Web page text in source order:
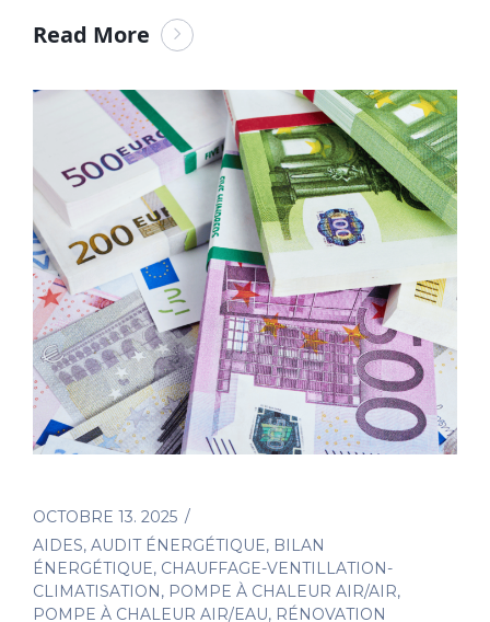
Read More
OCTOBRE 13. 2025
AIDES, AUDIT ÉNERGÉTIQUE, BILAN
ÉNERGÉTIQUE, CHAUFFAGE-VENTILLATION-
CLIMATISATION, POMPE À CHALEUR AIR/AIR,
POMPE À CHALEUR AIR/EAU, RÉNOVATION